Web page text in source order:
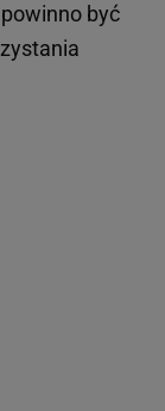
być